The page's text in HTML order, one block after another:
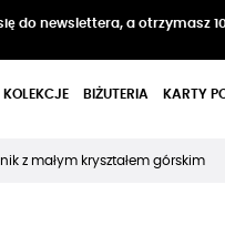
do newslettera, a otrzymasz
KOLEKCJE BIŻUTERIA KARTY
z małym kryształem górskim